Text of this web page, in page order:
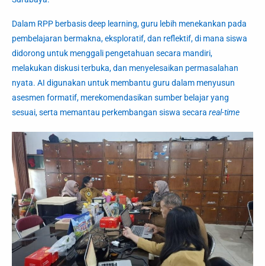
Dalam RPP berbasis deep learning, guru lebih menekankan pada
pembelajaran bermakna, eksploratif, dan reflektif, di mana siswa
didorong untuk menggali pengetahuan secara mandiri,
melakukan diskusi terbuka, dan menyelesaikan permasalahan
nyata. AI digunakan untuk membantu guru dalam menyusun
asesmen formatif, merekomendasikan sumber belajar yang
sesuai, serta memantau perkembangan siswa secara real-time